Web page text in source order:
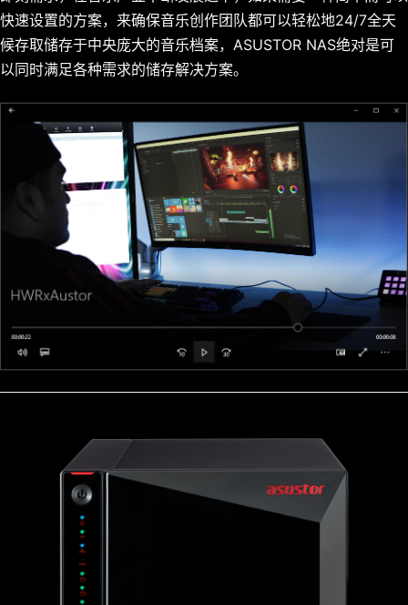
快速设置的方案，来确保音乐创作团队都可以轻松地24/7全天
候存取储存于中央庞大的音乐档案，ASUSTOR NAS绝对是可
以同时满足各种需求的储存解决方案。